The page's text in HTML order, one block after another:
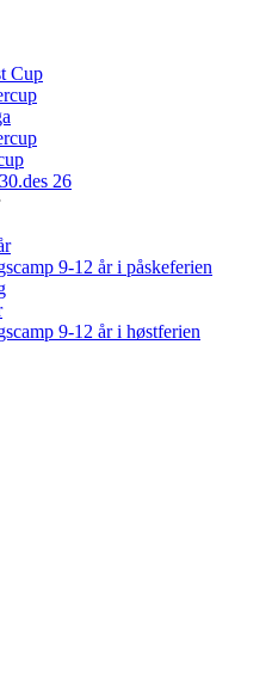
Cup
26
9-12 år i påskeferien
9-12 år i høstferien